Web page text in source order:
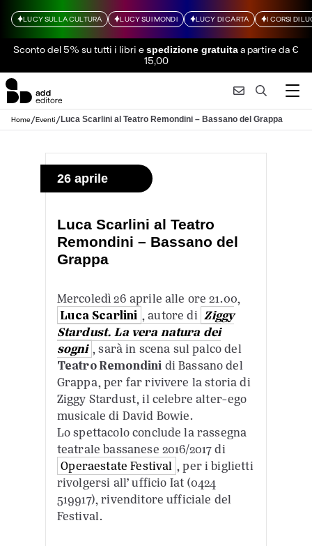
LUCY SULLA CULTURA LUCY SUI MONDI LUCY DI CARTA I CORSI DI
Sconto del 5% su tutti i libri espedizione gratuitaa partire da €
15,00
Home/Eventi/Luca Scarlini al Teatro Remondini – Bassano del Grappa
26 aprile
Luca Scarlini al Teatro
Remondini – Bassano del
Grappa
Mercoledì 26 aprile alle ore 21.00,
Luca Scarlini , autore di Ziggy
Stardust. La vera natura dei
sogni , sarà in scena sul palco del
Teatro Remondini di Bassano del
Grappa, per far rivivere la storia di
Ziggy Stardust, il celebre alter-ego
musicale di David Bowie.
Lo spettacolo conclude la rassegna
teatrale bassanese 2016/2017 di
Operaestate Festival , per i biglietti
rivolgersi all’ ufficio Iat (0424
519917), rivenditore ufficiale del
Festival.